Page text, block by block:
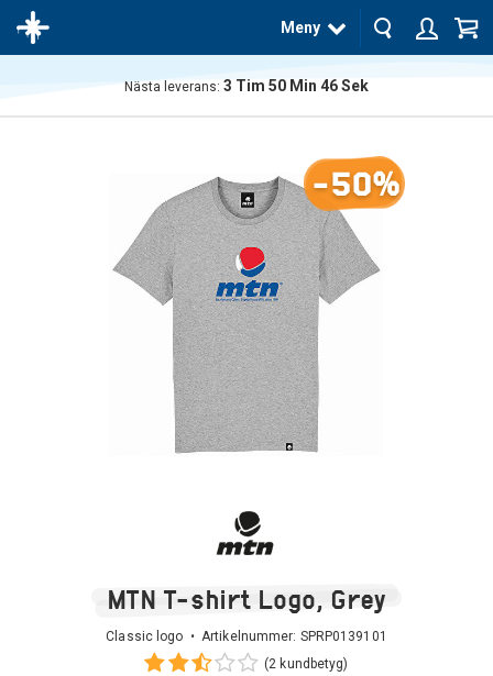
Meny
Nästa leverans: 3 Tim 50 Min 46Sek
-50%
MTN T-shirt Logo, Grey
Classic logo • Artikelnummer: SPRP0139101
(2 kundbetyg)